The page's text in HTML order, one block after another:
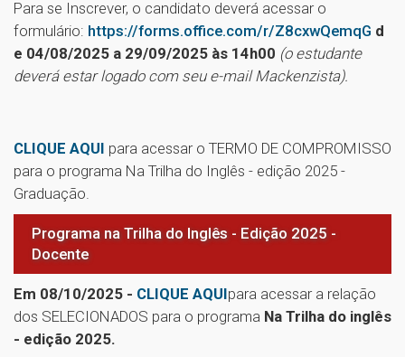
Para se Inscrever, o candidato deverá acessar o
formulário: https://forms.office.com/r/Z8cxwQemqG d
e 04/08/2025 a 29/09/2025 às 14h00 (o estudante
deverá estar logado com seu e-mail Mackenzista).
CLIQUE AQUI para acessar o TERMO DE COMPROMISSO
para o programa Na Trilha do Inglês - edição 2025 -
Graduação.
Programa na Trilha do Inglês - Edição 2025 -
Docente
Em 08/10/2025 - CLIQUE AQUIpara acessar a relação
dos SELECIONADOS para o programa Na Trilha do inglês
- edição 2025.